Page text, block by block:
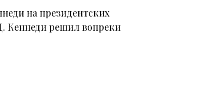
на президентских
Кеннеди решил вопреки